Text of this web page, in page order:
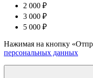
2 000 ₽
3 000 ₽
5 000 ₽
Нажимая на кнопку
персональных данных